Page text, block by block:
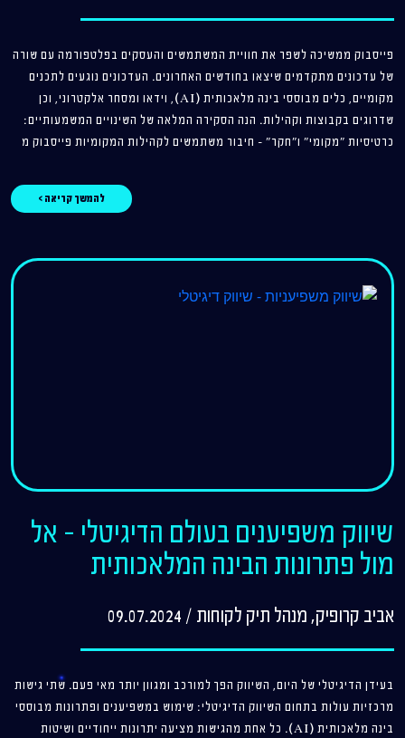
פייסבוק ממשיכה לשפר את חוויית המשתמשים והעסקים בפלטפורמה עם שורה
של עדכונים מתקדמים שיצאו בחודשים האחרונים. העדכונים נוגעים לתכנים
מקומיים, כלים מבוססי בינה מלאכותית (AI), וידאו ומסחר אלקטרוני, וכן
שדרוגים בקבוצות וקהילות. הנה הסקירה המלאה של השינויים המשמעותיים:
כרטיסיות "מקומי" ו"חקר" – חיבור משתמשים לקהילות המקומיות פייסבוק מ
להמשך קריאה >
שיווק משפיענים בעולם הדיגיטלי – אל
מול פתרונות הבינה המלאכותית
אביב קרופיק, מנהל תיק לקוחות /
09.07.2024
בעידן הדיגיטלי של היום, השיווק הפך למורכב ומגוון יותר מאי פעם. שתי גישות
מרכזיות עולות בתחום השיווק הדיגיטלי: שימוש במשפיענים ופתרונות מבוססי
בינה מלאכותית (AI). כל אחת מהגישות מציעה יתרונות ייחודיים ושיטות